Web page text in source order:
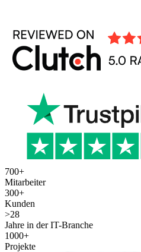
700+
Mitarbeiter
300+
Kunden
>28
Jahre in der IT-Branche
1000+
Projekte